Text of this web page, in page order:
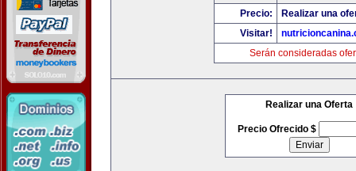
Precio:
Realizar una
Visitar!
Serán consideradas
Realizar una Oferta
Precio Ofrecido $